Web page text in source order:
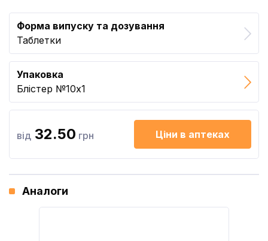
Форма випуску та дозування
Таблетки
Упаковка
Блістер №10x1
від 32.50 грн Ціни в аптеках
Аналоги